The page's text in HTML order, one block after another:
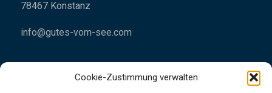
Cookie-Zustimmung verwalten
78467 Konstanz
info@gutes-vom-see.com